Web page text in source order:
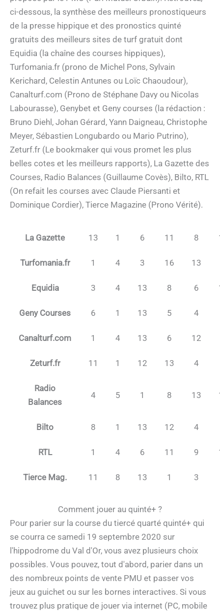
ci-dessous, la synthèse des meilleurs pronostiqueurs
de la presse hippique et des pronostics quinté
gratuits des meilleurs sites de turf gratuit dont
Equidia (la chaîne des courses hippiques),
Turfomania.fr (prono de Michel Pons, Sylvain
Kerichard, Celestin Antunes ou Loïc Chaoudour),
Canalturf.com (Prono de Stéphane Davy ou Nicolas
Labourasse), Genybet et Geny courses (la rédaction :
Bruno Diehl, Johan Gérard, Yann Daigneau, Christophe
Meyer, Sébastien Longubardo ou Mario Putrino),
Zeturf.fr (Le bookmaker qui vous promet les plus
belles cotes et les meilleurs rapports), La Gazette des
Courses, Radio Balances (Guillaume Covès), Bilto, RTL
(On refait les courses avec Claude Piersanti et
Dominique Cordier), Tierce Magazine (Prono Vérité).
La Gazette 13 1 6 11 8
Turfomania.fr 1 4 3 16 13
Equidia 3 4 13 8 6
Geny Courses 6 1 13 5 4
Canalturf.com 1 4 13 6 12
Zeturf.fr 11 1 12 13 4
Radio
Balances
4 5 1 8 13
Bilto 8 1 13 12 4
RTL 1 4 6 11 9
Tierce Mag. 11 8 13 1 3
Comment jouer au quinté+ ?
Pour parier sur la course du tiercé quarté quinté+ qui
se courra ce samedi 19 septembre 2020 sur
l'hippodrome du Val d'Or, vous avez plusieurs choix
possibles. Vous pouvez, tout d'abord, parier dans un
des nombreux points de vente PMU et passer vos
jeux au guichet ou sur les bornes interactives. Si vous
trouvez plus pratique de jouer via internet (PC, mobile